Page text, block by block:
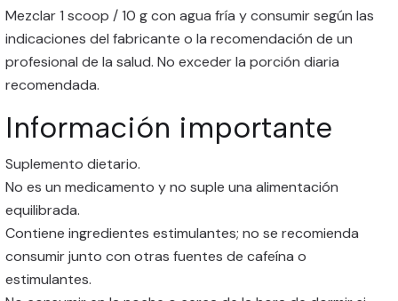
Mezclar 1 scoop / 10 g con agua fría y consumir según las
indicaciones del fabricante o la recomendación de un
profesional de la salud. No exceder la porción diaria
recomendada.
Información importante
Suplemento dietario.
No es un medicamento y no suple una alimentación
equilibrada.
Contiene ingredientes estimulantes; no se recomienda
consumir junto con otras fuentes de cafeína o
estimulantes.